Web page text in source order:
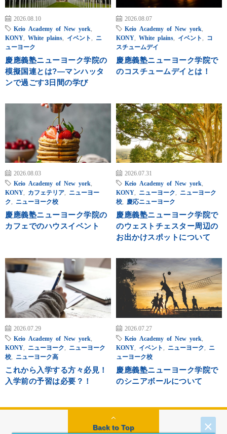
×
2026.08.10
Keio Academy of New york
KONY
White plains イベント
ニ
ューヨーク
慶應義塾ニューヨーク学院の
模擬国連とは?―マンハッタ
ンで過ごす3日間の学び
2026.08.07
Keio Academy of New york
KONY
White plains イベント
コ
スチュームデイ
慶應義塾ニューヨーク学院で
のコスチュームデイとは！
2026.08.03
Keio Academy of New york
KONY
カフェテリア
ニューヨー
ク
ニューヨーク校
慶應義塾ニューヨーク学院の
カフェでのハウスイベント
2026.07.31
Keio Academy of New york
KONY
ニューヨーク
ニューヨーク
校
慶応ニューヨーク
慶應義塾ニューヨーク学院で
のウェストチェスター周辺の
お出かけスポットについて
2026.07.29
Keio Academy of New york
KONY
ニューヨーク
ニューヨーク
校
ニューヨーク高
これから入学する方々必見！
入学前の予習は必要？！
2026.07.27
Keio Academy of New york
KONY
イベント ニューヨーク
ニ
ューヨーク校
慶應義塾ニューヨーク学院で
のシニアボールについて
Back to Top